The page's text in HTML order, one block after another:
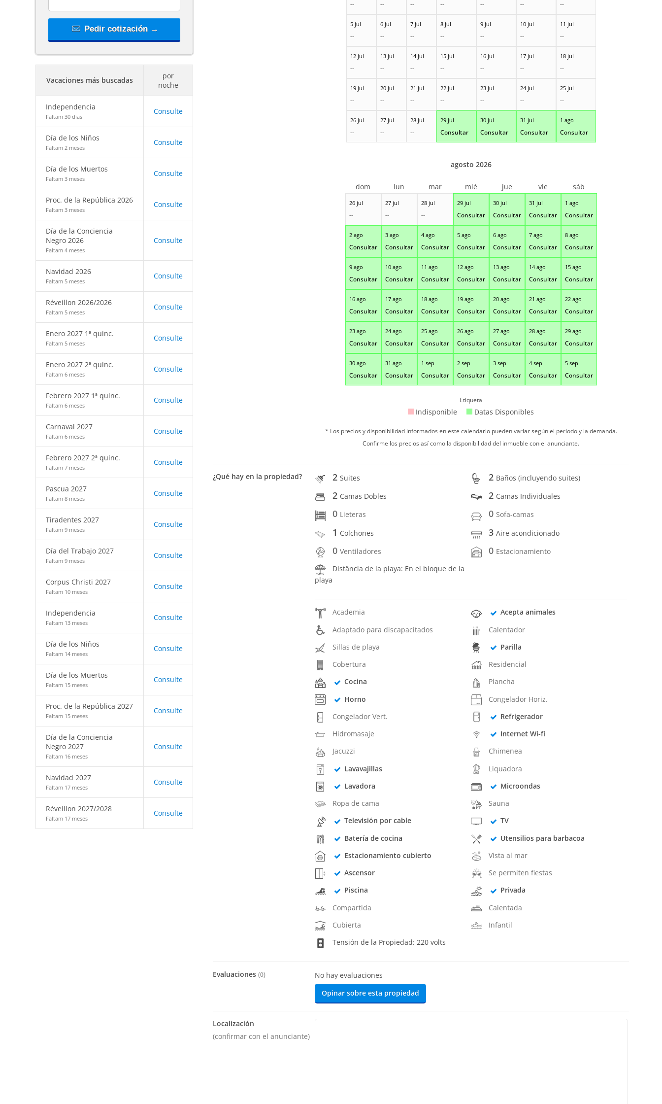
Pedir cotización →
Vacaciones más buscadas
por
noche
Independencia
Faltam 30 dias
Consulte
Día de los Niños
Faltam 2 meses
Consulte
Día de los Muertos
Faltam 3 meses
Consulte
Proc. de la República 2026
Faltam 3 meses
Consulte
Día de la Conciencia
Negro 2026
Faltam 4 meses
Consulte
Navidad 2026
Faltam 5 meses
Consulte
Réveillon 2026/2026
Faltam 5 meses
Consulte
Enero 2027 1ª quinc.
Faltam 5 meses
Consulte
Enero 2027 2ª quinc.
Faltam 6 meses
Consulte
Febrero 2027 1ª quinc.
Faltam 6 meses
Consulte
Carnaval 2027
Faltam 6 meses
Consulte
Febrero 2027 2ª quinc.
Faltam 7 meses
Consulte
Pascua 2027
Faltam 8 meses
Consulte
Tiradentes 2027
Faltam 9 meses
Consulte
Día del Trabajo 2027
Faltam 9 meses
Consulte
Corpus Christi 2027
Faltam 10 meses
Consulte
Independencia
Faltam 13 meses
Consulte
Día de los Niños
Faltam 14 meses
Consulte
Día de los Muertos
Faltam 15 meses
Consulte
Proc. de la República 2027
Faltam 15 meses
Consulte
Día de la Conciencia
Negro 2027
Faltam 16 meses
Consulte
Navidad 2027
Faltam 17 meses
Consulte
Réveillon 2027/2028
Faltam 17 meses
Consulte
-- -- -- -- -- -- --
5 jul
--
6 jul
--
7 jul
--
8 jul
--
9 jul
--
10 jul
--
11 jul
--
12 jul
--
13 jul
--
14 jul
--
15 jul
--
16 jul
--
17 jul
--
18 jul
--
19 jul
--
20 jul
--
21 jul
--
22 jul
--
23 jul
--
24 jul
--
25 jul
--
26 jul
--
27 jul
--
28 jul
--
29 jul
Consultar
30 jul
Consultar
31 jul
Consultar
1 ago
Consultar
26 jul
--
27 jul
--
28 jul
--
29 jul
Consultar
30 jul
Consultar
31 jul
Consultar
1 ago
Consultar
2 ago
Consultar
3 ago
Consultar
4 ago
Consultar
5 ago
Consultar
6 ago
Consultar
7 ago
Consultar
8 ago
Consultar
9 ago
Consultar
10 ago
Consultar
11 ago
Consultar
12 ago
Consultar
13 ago
Consultar
14 ago
Consultar
15 ago
Consultar
16 ago
Consultar
17 ago
Consultar
18 ago
Consultar
19 ago
Consultar
20 ago
Consultar
21 ago
Consultar
22 ago
Consultar
23 ago
Consultar
24 ago
Consultar
25 ago
Consultar
26 ago
Consultar
27 ago
Consultar
28 ago
Consultar
29 ago
Consultar
30 ago
Consultar
31 ago
Consultar
1 sep
Consultar
2 sep
Consultar
3 sep
Consultar
4 sep
Consultar
5 sep
Consultar
agosto 2026
dom lun mar mié jue vie sáb
Etiqueta
Indisponible Datas Disponibles
* Los precios y disponibilidad informados en este calendario pueden variar según el período y la demanda.
Confirme los precios así como la disponibilidad del inmueble con el anunciante.
¿Qué hay en la propiedad? 2Suites 2 Baños (incluyendo suites)
2 Camas Dobles 2 Camas Individuales
0 Lieteras 0 Sofa-camas
1 Colchones 3Aire acondicionado
0Ventiladores 0 Estacionamiento
Distância de la playa: En el bloque de la
playa
Academia
Acepta animales
Adaptado para discapacitados
Calentador
Sillas de playa
Parilla
Cobertura
Residencial
Cocina
Plancha
Horno
Congelador Horiz.
Congelador Vert.
Refrigerador
Hidromasaje
Internet Wi-fi
Jacuzzi
Chimenea
Lavavajillas
Liquadora
Lavadora
Microondas
Ropa de cama
Sauna
Televisión por cable
TV
Batería de cocina
Utensilios para barbacoa
Estacionamiento cubierto
Vista al mar
Ascensor
Se permiten fiestas
Piscina
Privada
Compartida
Calentada
Cubierta
Infantil
Tensión de la Propiedad: 220 volts
Evaluaciones (0)
No hay evaluaciones
Opinar sobre esta propiedad
Localización
(confirmar con el anunciante)